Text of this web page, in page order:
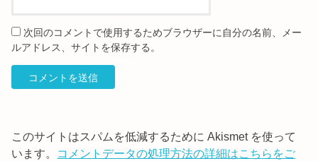
次回のコメントで使用するためブラウザーに自分の名前、メー
ルアドレス、サイトを保存する。
このサイトはスパムを低減するために Akismet を使って
います。 コメントデータの処理方法の詳細はこちらをご